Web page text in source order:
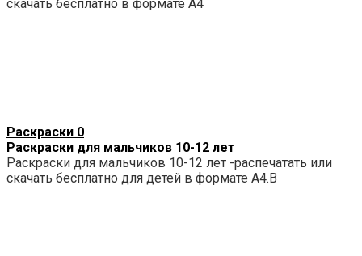
скачать бесплатно в формате А4
Раскраски 0
Раскраски для мальчиков 10-12 лет
Раскраски для мальчиков 10-12 лет -распечатать или
скачать бесплатно для детей в формате А4.В